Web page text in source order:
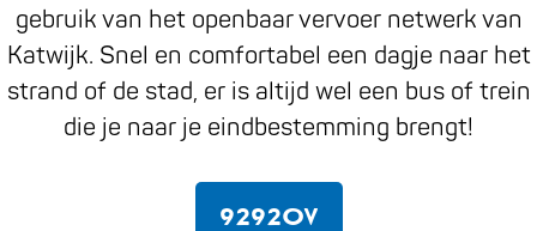
gebruik van het openbaar vervoer netwerk van
Katwijk. Snel en comfortabel een dagje naar het
strand of de stad, er is altijd wel een bus of trein
die je naar je eindbestemming brengt!
9292OV